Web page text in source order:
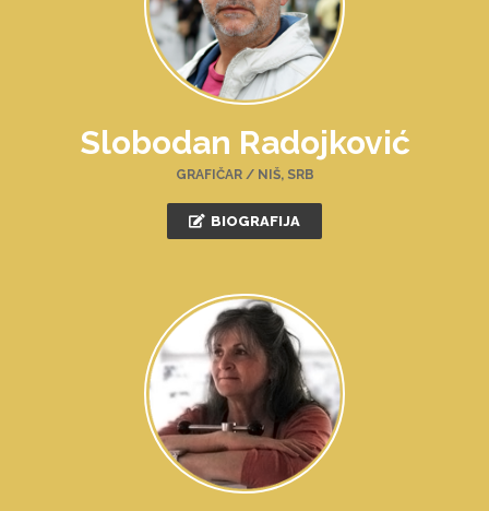
Slobodan Radojković
GRAFIČAR / NIŠ, SRB
BIOGRAFIJA